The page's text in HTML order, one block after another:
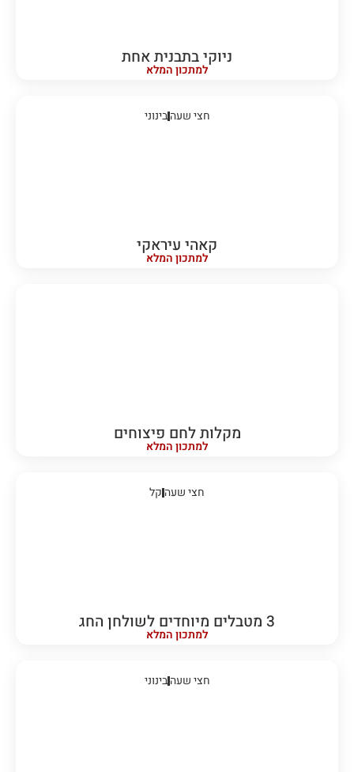
ניוקי בתבנית אחת
למתכון המלא
חצי שעהבינוני
קאהי עיראקי
למתכון המלא
מקלות לחם פיצוחים
למתכון המלא
חצי שעה קל
3 מטבלים מיוחדים לשולחן החג
למתכון המלא
חצי שעהבינוני